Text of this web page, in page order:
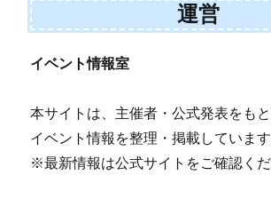
運営
イベント情報室
本サイトは、主催者・公式発表をも
イベント情報を整理・掲載しています
※最新情報は公式サイトをご確認くだ